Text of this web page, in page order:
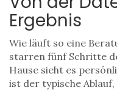
Ergebnis
Wie läuft so eine
starren fünf Schritte
Hause sieht es
ist der typische